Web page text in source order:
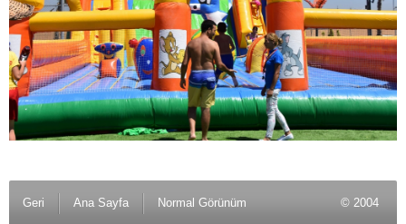
Geri Ana Sayfa Normal Görünüm © 2004